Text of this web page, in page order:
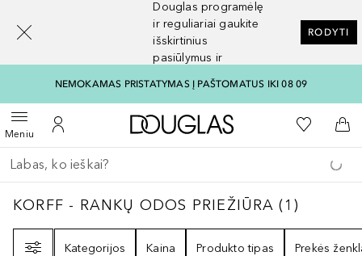
Douglas programėlę
ir reguliariai gaukite
išskirtinius
pasiūlymus ir
RODYTI
NEMOKAMAS PRISTATYMAS Į PAŠTOMATUS IKI 08 09
MeniuAtidaryti meniuĮ mano paskyrą
Į Douglas pagrindinį
Į mano
Į
Grįžk atgal
Vykdykite paiešką
KORFF - RANKŲ ODOS PRIEŽIŪRA 1
KORFF - RANKŲ ODOS PRIEŽIŪRA (1 )
Kategorijos
Kaina Produkto tipas Prekės
[navigation.slideout.screenreader]